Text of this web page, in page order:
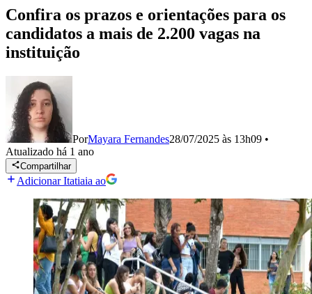
Confira os prazos e orientações para os
candidatos a mais de 2.200 vagas na
instituição
PorMayara Fernandes28/07/2025 às 13h09 •
Atualizado há 1 ano
Compartilhar
Adicionar Itatiaia ao